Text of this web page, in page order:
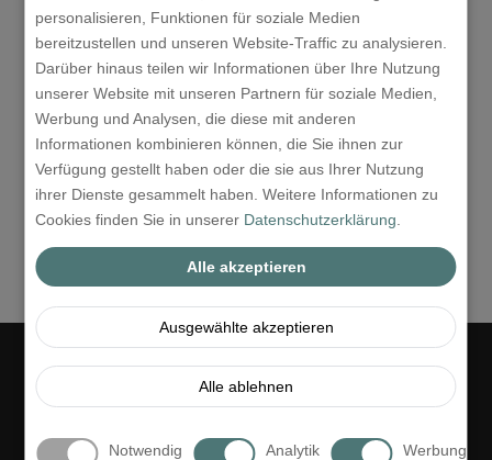
personalisieren, Funktionen für soziale Medien
bereitzustellen und unseren Website-Traffic zu analysieren.
Darüber hinaus teilen wir Informationen über Ihre Nutzung
unserer Website mit unseren Partnern für soziale Medien,
Werbung und Analysen, die diese mit anderen
Informationen kombinieren können, die Sie ihnen zur
Verfügung gestellt haben oder die sie aus Ihrer Nutzung
ihrer Dienste gesammelt haben. Weitere Informationen zu
Cookies finden Sie in unserer Datenschutzerklärung
Alle akzeptieren
Ausgewählte akzeptieren
Alle ablehnen
Notwendig Analytik Werbung
mit Ihrer Zimmerrechnung begleichen.
ANFRAGE
PREISKALKULATION &
ONLINE-BUCHUNG